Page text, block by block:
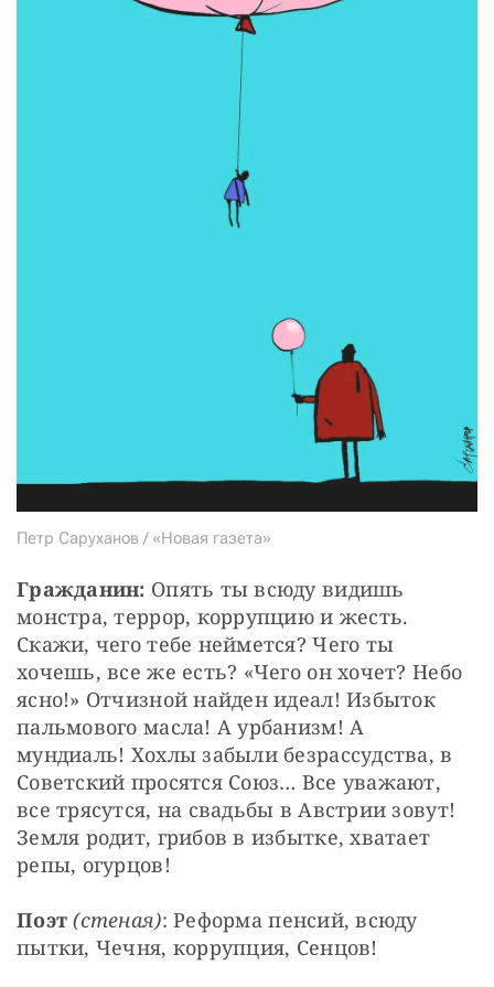
Петр Саруханов / «Новая газета»
Гражданин: Опять ты всюду видишь
монстра, террор, коррупцию и жесть.
Скажи, чего тебе неймется? Чего ты
хочешь, все же есть? «Чего он хочет? Небо
ясно!» Отчизной найден идеал! Избыток
пальмового масла! А урбанизм! А
мундиаль! Хохлы забыли безрассудства, в
Советский просятся Союз… Все уважают,
все трясутся, на свадьбы в Австрии зовут!
Земля родит, грибов в избытке, хватает
репы, огурцов!
Поэт (стеная): Реформа пенсий, всюду
пытки, Чечня, коррупция, Сенцов!
СТАТЬ СОУЧАСТНИКОМ
ПОДЕЛИТЬСЯ С ДРУЗЬЯМИ